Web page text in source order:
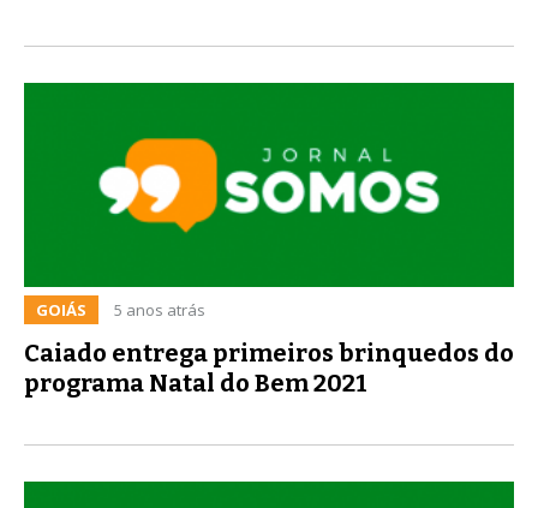
GOIÁS 5 anos atrás
Caiado entrega primeiros brinquedos do
programa Natal do Bem 2021